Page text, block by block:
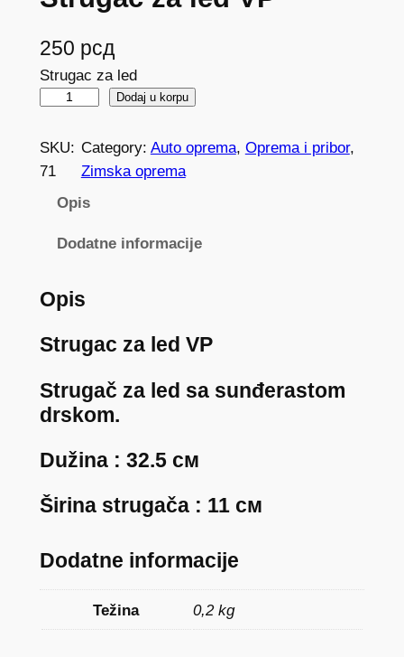
250 рсд
Strugac za led
r
u
l
e
d
V
P
k
o
i
n
a
Dodaj u korpu
SKU:
71
Category: Auto oprema, Oprema i pribor
Zimska oprema
Opis
Dodatne informacije
Opis
Strugac za led VP
Strugač za led sa sunđerastom
drskom.
Dužina : 32.5 см
Širina strugača : 11 см
Dodatne informacije
Težina 0,2 kg